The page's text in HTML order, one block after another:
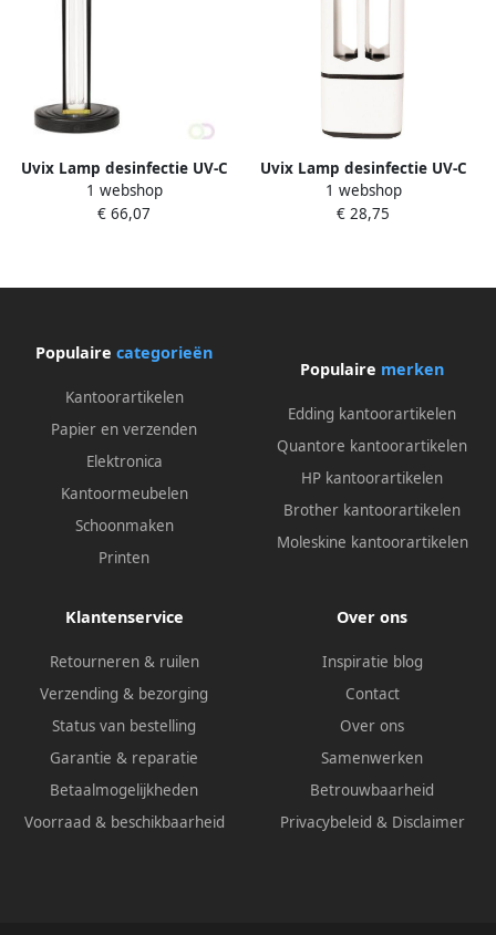
Uvix Lamp desinfectie UV-C
small
1 webshop
€ 66,07
Uvix Lamp desinfectie UV-C
auto model
1 webshop
€ 28,75
Populaire categorieën
Kantoorartikelen
Papier en verzenden
Elektronica
Kantoormeubelen
Schoonmaken
Printen
Populaire merken
Edding kantoorartikelen
Quantore kantoorartikelen
HP kantoorartikelen
Brother kantoorartikelen
Moleskine kantoorartikelen
Klantenservice
Retourneren & ruilen
Verzending & bezorging
Status van bestelling
Garantie & reparatie
Betaalmogelijkheden
Voorraad & beschikbaarheid
Over ons
Inspiratie blog
Contact
Over ons
Samenwerken
Betrouwbaarheid
Privacybeleid & Disclaimer